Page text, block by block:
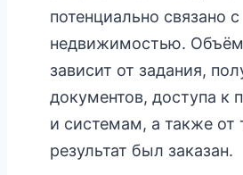
потенциально связано с
недвижимостью. Объём
зависит от задания,
документов, доступа к
и системам, а также от
результат был заказан.